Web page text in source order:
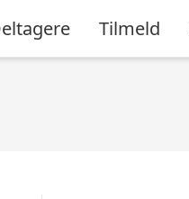
Tilmeld